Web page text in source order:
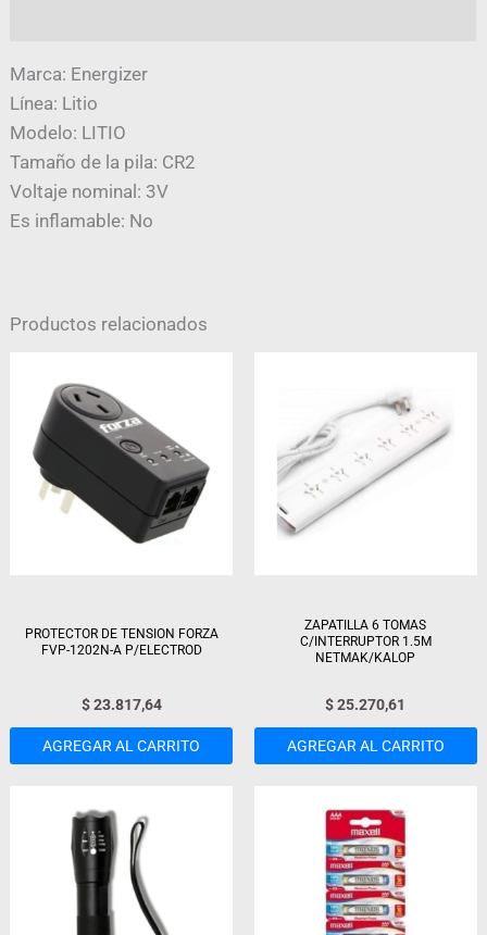
Marca: Energizer
Línea: Litio
Modelo: LITIO
Tamaño de la pila: CR2
Voltaje nominal: 3V
Es inflamable: No
Productos relacionados
PROTECTOR DE TENSION FORZA
FVP-1202N-A P/ELECTROD
$23.817,64
AGREGAR AL CARRITO
ZAPATILLA 6 TOMAS
C/INTERRUPTOR 1.5M
NETMAK/KALOP
$25.270,61
AGREGAR AL CARRITO